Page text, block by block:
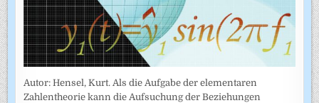
Autor: Hensel, Kurt. Als die Aufgabe der elementaren
Zahlentheorie kann die Aufsuchung der Beziehungen